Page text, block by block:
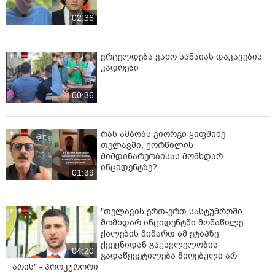
02:36
00:36
ვრცელდება ვახო სანაიას დაკავების
კადრები
01:39
რას ამბობს გიორგი ყიფშიძე
თელავში, ქორწილის
მიმდინარეობისას მომხდარ
ინციდენტზე?
04:20
"თელავის ერთ-ერთ სასტუმროში
მომხდარ ინციდენტში მონაწილე
ქალების მიმართ ამ ეტაპზე
ქვეყნიდან გაუსვლელობის
გადაწყვეტილება მიღებული არ
არის" - პროკურორი